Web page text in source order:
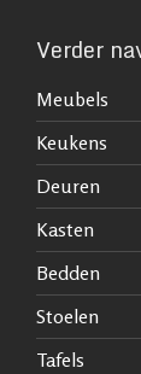
Verder
Meubels
Keukens
Deuren
Kasten
Bedden
Stoelen
Tafels